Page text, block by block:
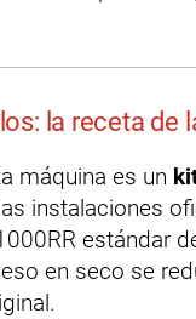
la receta de
máquina es un
instalaciones
estándar
en seco se